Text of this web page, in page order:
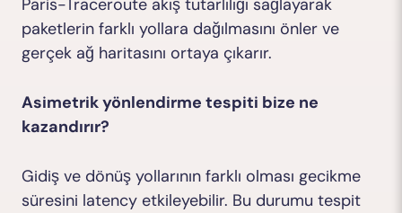
Paris-Traceroute akış tutarlılığı sağlayarak
paketlerin farklı yollara dağılmasını önler ve
gerçek ağ haritasını ortaya çıkarır.
Asimetrik yönlendirme tespiti bize ne
kazandırır?
Gidiş ve dönüş yollarının farklı olması gecikme
süresini latency etkileyebilir. Bu durumu tespit